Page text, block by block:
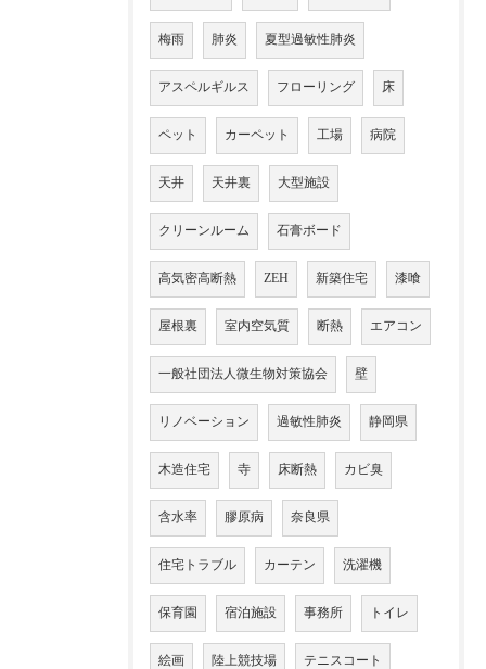
梅雨 肺炎 夏型過敏性肺炎
アスペルギルス フローリング 床
ペット カーペット 工場 病院
天井 天井裏 大型施設
クリーンルーム 石膏ボード
高気密高断熱 ZEH 新築住宅 漆喰
屋根裏 室内空気質 断熱 エアコン
一般社団法人微生物対策協会 壁
リノベーション 過敏性肺炎 静岡県
木造住宅 寺 床断熱 カビ臭
含水率 膠原病 奈良県
住宅トラブル カーテン 洗濯機
保育園 宿泊施設 事務所 トイレ
絵画 陸上競技場 テニスコート